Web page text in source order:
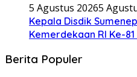
5 Agustus 20265
Kepala Disdik
Kemerdekaan RI Ke-
Berita Populer